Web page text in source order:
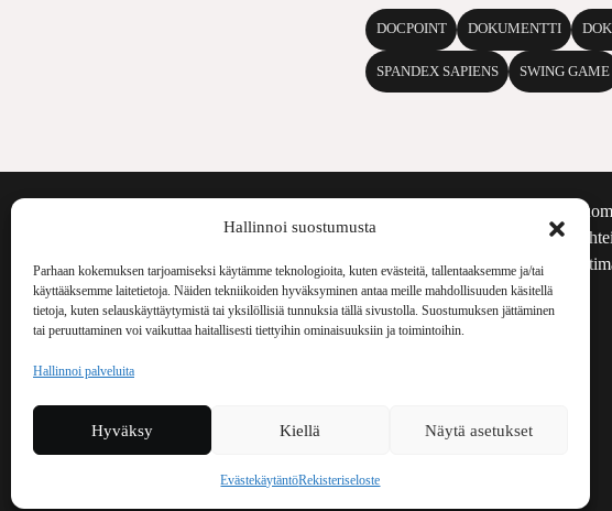
Hallinnoi suostumusta
Parhaan kokemuksen tarjoamiseksi käytämme teknologioita, kuten evästeitä, tallentaaksemme ja/tai
käyttääksemme laitetietoja. Näiden tekniikoiden hyväksyminen antaa meille mahdollisuuden käsitellä
tietoja, kuten selauskäyttäytymistä tai yksilöllisiä tunnuksia tällä sivustolla. Suostumuksen jättäminen
tai peruuttaminen voi vaikuttaa haitallisesti tiettyihin ominaisuuksiin ja toimintoihin.
Hallinnoi palveluita
Hyväksy Kiellä Näytä asetukset
EvästekäytäntöRekisteriseloste
DOCPOINT DOKUMENTTI
SPANDEX SAPIENS SWING GAME
Voima Kustannus
Vellamonkatu 30 B 3 krs.
00550 Helsinki
044 238 5109
Voima on painosmäärältään
kulttuurilehti. Se nostaa esiin
aiheita niin maailmalta kuin
ilmestynyt vuodesta 1999.